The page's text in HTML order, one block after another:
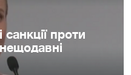
проти
нещодавні